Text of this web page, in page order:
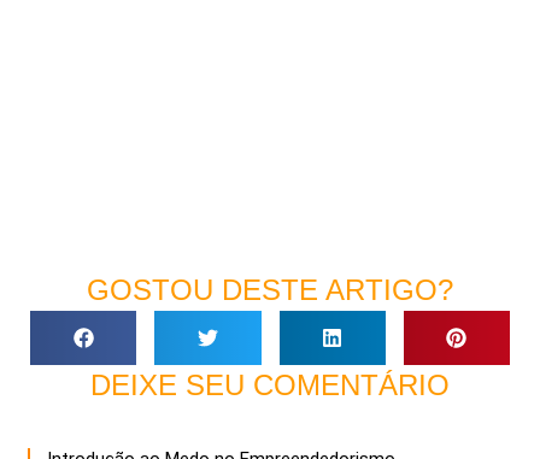
GOSTOU DESTE ARTIGO?
DEIXE SEU COMENTÁRIO